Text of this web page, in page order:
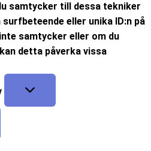
samtycker till dessa tekniker
surfbeteende eller unika ID:n på
samtycker eller om du
detta påverka vissa